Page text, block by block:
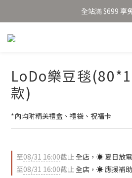
加入新會員得 $100 購
全站滿 $699 享
加入新會員得 $100 購
LoDo樂豆毯
款)
*內均附精美禮盒、禮袋、祝福卡
至08/31 16:00截止全店，☀️ 夏日放
至08/31 16:00截止全店，☀️ 應援補